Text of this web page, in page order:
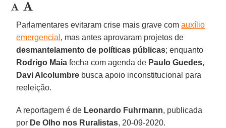
Parlamentares evitaram crise mais grave comauxílio
emergencial , mas antes aprovaram projetos de
desmantelamento de políticas públicas; enquanto
Rodrigo Maia fecha com agenda de Paulo Guedes,
Davi Alcolumbre busca apoio inconstitucional para
reeleição.
A reportagem é de Leonardo Fuhrmann, publicada
por De Olho nos Ruralistas, 20-09-2020.